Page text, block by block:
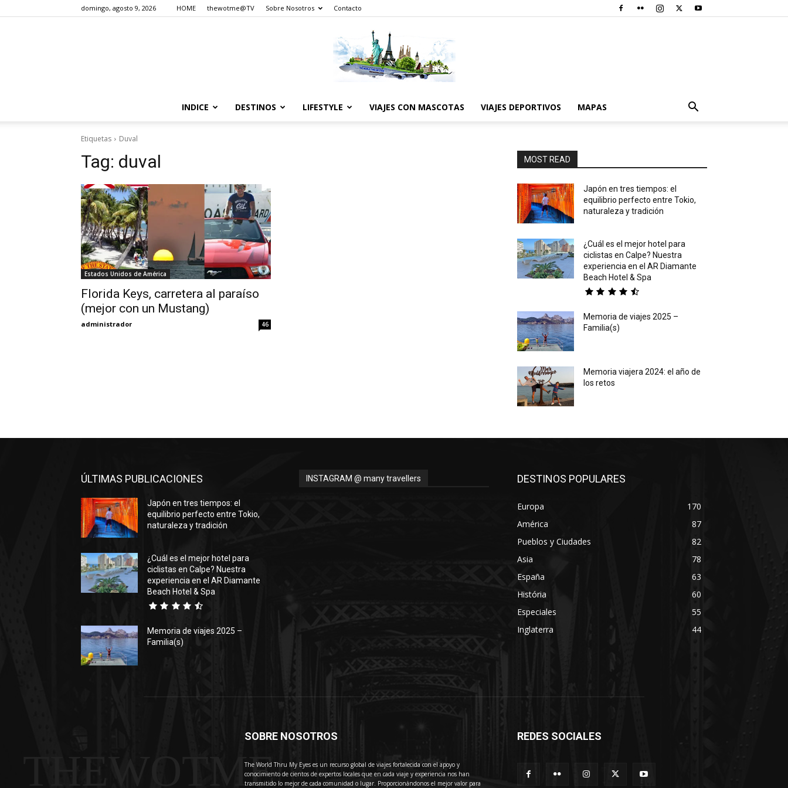
domingo, agosto 9, 2026 HOME thewotme@TV Sobre Nosotros Contacto
INDICE DESTINOS LIFESTYLE VIAJES CON MASCOTAS VIAJES DEPORTIVOS MAPAS
Etiquetas Duval
Tag: duval
Estados Unidos de América
Florida Keys, carretera al paraíso
(mejor con un Mustang)
administrador 46
MOST READ
Japón en tres tiempos: el
equilibrio perfecto entre Tokio,
naturaleza y tradición
¿Cuál es el mejor hotel para
ciclistas en Calpe? Nuestra
experiencia en el AR Diamante
Beach Hotel & Spa
Memoria de viajes 2025 –
Familia(s)
Memoria viajera 2024: el año de
los retos
ÚLTIMAS PUBLICACIONES
Japón en tres tiempos: el
equilibrio perfecto entre Tokio,
naturaleza y tradición
¿Cuál es el mejor hotel para
ciclistas en Calpe? Nuestra
experiencia en el AR Diamante
Beach Hotel & Spa
Memoria de viajes 2025 –
Familia(s)
INSTAGRAM @ many travellers DESTINOS POPULARES
Europa
170
América
87
Pueblos y Ciudades
82
Asia
78
España
63
História
60
Especiales
55
Inglaterra
44
THEWOTME
SOBRE NOSOTROS
The World Thru My Eyes es un recurso global de viajes fortalecida con el apoyo y
conocimiento de cientos de expertos locales que en cada viaje y experiencia nos han
transmitido lo mejor de cada comunidad o lugar. Proporcionándonos el mejor valor para
REDES SOCIALES